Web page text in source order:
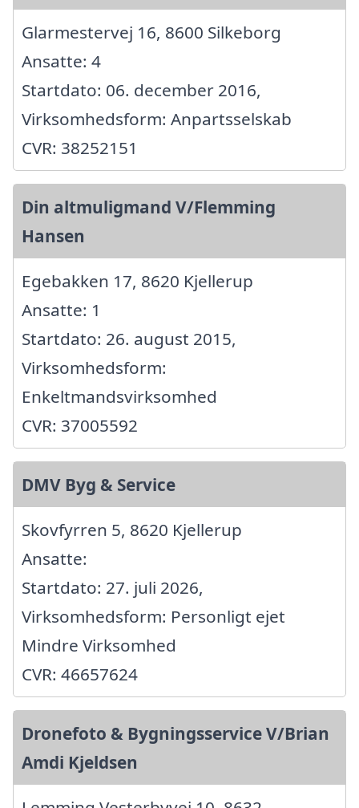
Glarmestervej 16, 8600 Silkeborg
Ansatte: 4
Startdato: 06. december 2016,
Virksomhedsform: Anpartsselskab
CVR: 38252151
Din altmuligmand V/Flemming
Hansen
Egebakken 17, 8620 Kjellerup
Ansatte: 1
Startdato: 26. august 2015,
Virksomhedsform:
Enkeltmandsvirksomhed
CVR: 37005592
DMV Byg & Service
Skovfyrren 5, 8620 Kjellerup
Ansatte:
Startdato: 27. juli 2026,
Virksomhedsform: Personligt ejet
Mindre Virksomhed
CVR: 46657624
Dronefoto & Bygningsservice V/Brian
Amdi Kjeldsen